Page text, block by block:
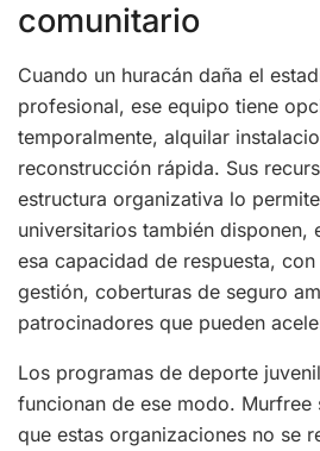
comunitario
Cuando un huracán daña el
profesional, ese equipo tiene
temporalmente, alquilar
reconstrucción rápida. Sus
estructura organizativa lo
universitarios también disponen,
esa capacidad de respuesta,
gestión, coberturas de seguro
patrocinadores que pueden
Los programas de deporte
funcionan de ese modo. Murfree
que estas organizaciones no se